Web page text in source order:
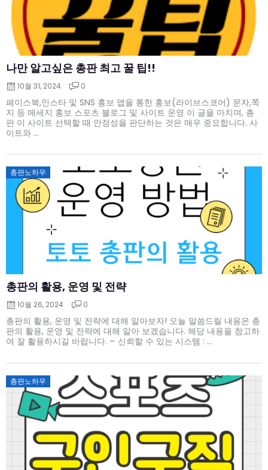
나만 알고싶은 총판 최고 꿀 팁!!
10월 31, 2024 0
페이스북,인스타 및 SNS 홍보 앱을 통한 홍보(라이브스코어) 문자,쪽
지 등 메세지 홍보 스포츠 블로그 및 사이트 운영 이 글을 마치며, 총
판 이 사이트 선택할 때 안정성을 판단하는 것은 매우 중요합니다. 사
이트와 ...
총판노하우
총판의 활용, 운영 및 전략
Posted
on
10월 26, 2024 0
총판의 활용, 운영 및 전략에 대해 알아보자! 오늘 말씀드릴 내용은 총
판의 활용, 운영 및 전략에 대해 알아 보겠습니다. 해당 내용을 참고하
여 잘 활용하시길 바랍니다. – 신뢰할 수 있는 시스템 : ...
총판노하우
Posted
on